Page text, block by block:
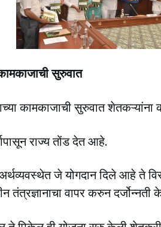
सुरुवात
कामकाजाची सुरुवात शेतकऱ्यांना
राज्य तोंड देत आहे.
जे योगदान दिले आहे ते
तंत्रज्ञानाचा वापर करुन दर्जोन्नती